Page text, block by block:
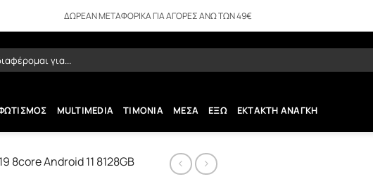
ΔΩΡΕΑΝ ΜΕΤΑΦΟΡΙΚΑ ΓΙΑ ΑΓΟΡΕΣ ΑΝΩ ΤΩΝ 49€
MULTIMEDIA ΤΙΜΟΝΙΑ ΜΕΣΑ ΕΞΩ ΕΚΤΑΚΤΗ ΑΝΑΓΚΗ